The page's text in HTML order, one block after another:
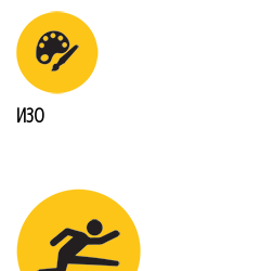
ИЗО